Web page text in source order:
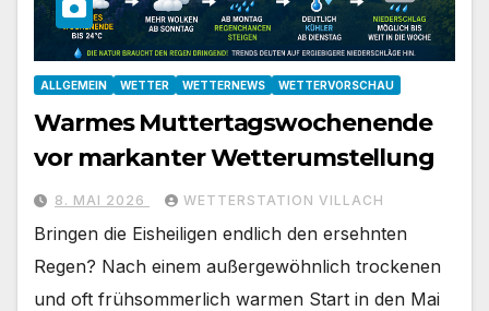
ALLGEMEIN WETTER WETTERNEWS WETTERVORSCHAU
Warmes Muttertagswochenende
vor markanter Wetterumstellung
8. MAI 2026 WETTERSTATION VILLACH
Bringen die Eisheiligen endlich den ersehnten
Regen? Nach einem außergewöhnlich trockenen
und oft frühsommerlich warmen Start in den Mai